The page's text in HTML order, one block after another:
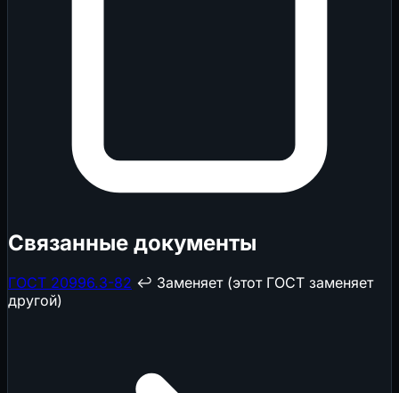
Связанные документы
ГОСТ 20996.3-82 ↩️ Заменяет (этот ГОСТ заменяет
другой)